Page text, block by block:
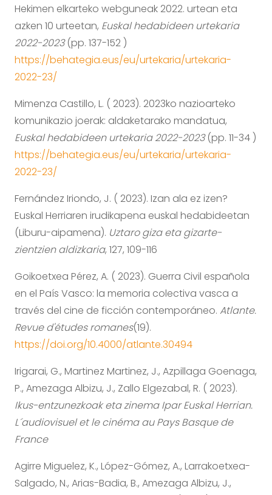
Hekimen elkarteko webguneak 2022. urtean eta
azken 10 urteetan, Euskal hedabideen urtekaria
2022-2023(pp. 137-152 )
https://behategia.eus/eu/urtekaria/urtekaria-
2022-23/
Mimenza Castillo, L. ( 2023). 2023ko nazioarteko
komunikazio joerak: aldaketarako mandatua,
Euskal hedabideen urtekaria 2022-2023(pp. 11-34 )
https://behategia.eus/eu/urtekaria/urtekaria-
2022-23/
Fernández Iriondo, J. ( 2023). Izan ala ez izen?
Euskal Herriaren irudikapena euskal hedabideetan
(Liburu-aipamena). Uztaro giza eta gizarte-
zientzien aldizkaria, 127, 109-116
Goikoetxea Pérez, A. ( 2023). Guerra Civil española
en el País Vasco: la memoria colectiva vasca a
través del cine de ficción contemporáneo. Atlante.
Revue d'études romanes(19).
https://doi.org/10.4000/atlante.30494
Irigarai, G., Martinez Martinez, J., Azpillaga Goenaga,
P., Amezaga Albizu, J., Zallo Elgezabal, R. ( 2023).
Ikus-entzunezkoak eta zinema Ipar Euskal Herrian.
L´audiovisuel et le cinéma au Pays Basque de
France
Agirre Miguelez, K., López-Gómez, A., Larrakoetxea-
Salgado, N., Arias-Badia, B., Amezaga Albizu, J.,